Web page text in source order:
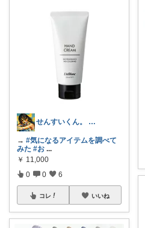
せんすいくん。 ＼情報の海へダイブ／
→ #気になるアイテムを調べて
みた #お ...
￥ 11,000
0 0 6
コレ いいね